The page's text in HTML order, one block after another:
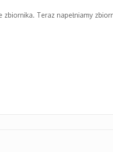
Teraz napełniamy